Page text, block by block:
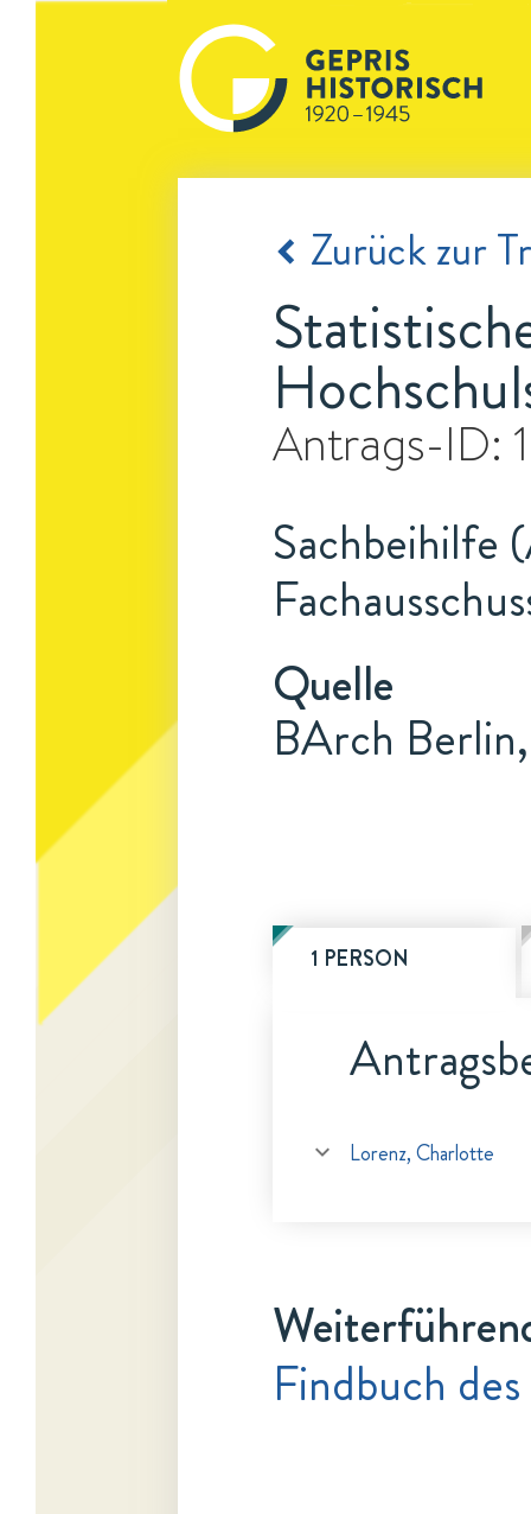
Zurück zur
Antrags-ID:
Sachbeihilfe
Quelle
BArch
1 PERSON
Lorenz, Charlotte
Findbuch